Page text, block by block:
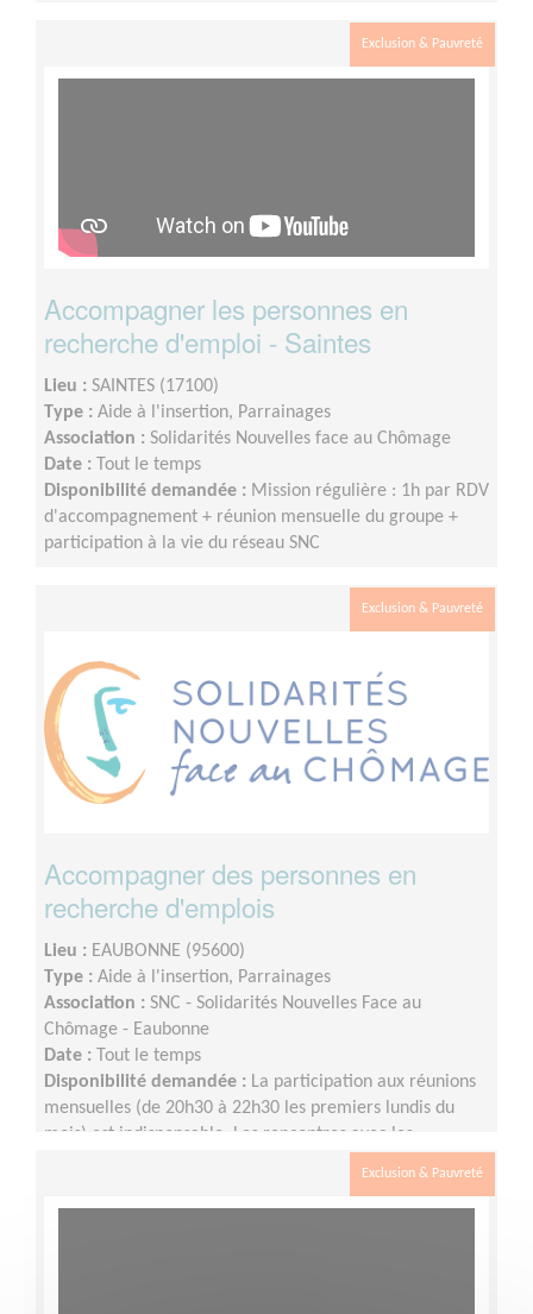
Exclusion & Pauvreté
Accompagner les personnes en
recherche d'emploi - Saintes
Lieu : SAINTES (17100)
Type : Aide à l'insertion, Parrainages
Association : Solidarités Nouvelles face au Chômage
Date :
Tout le temps
Disponibilité demandée : Mission régulière : 1h par RDV
d'accompagnement + réunion mensuelle du groupe +
participation à la vie du réseau SNC
Exclusion & Pauvreté
Accompagner des personnes en
recherche d'emplois
Lieu : EAUBONNE (95600)
Type : Aide à l'insertion, Parrainages
Association : SNC - Solidarités Nouvelles Face au
Chômage - Eaubonne
Date :
Tout le temps
Disponibilité demandée : La participation aux réunions
mensuelles (de 20h30 à 22h30 les premiers lundis du
mois) est indispensable. Les rencontres avec les
accompagnateurs bénévoles). En moyenne, il faut
Exclusion & Pauvreté